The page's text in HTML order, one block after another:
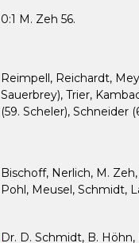
0:1 M. Zeh 56.
Reimpell, Reichardt,
Sauerbrey), Trier,
(59. Scheler), Schneider
Bischoff, Nerlich, M.
Pohl, Meusel, Schmidt,
Dr. D. Schmidt, B. Höhn,